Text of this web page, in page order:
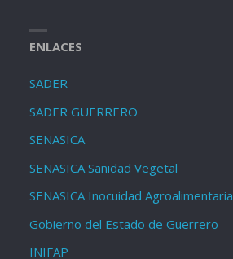
ENLACES
SADER
SADER GUERRERO
SENASICA
SENASICA Sanidad Vegetal
SENASICA Inocuidad Agroalimentaria
Gobierno del Estado de Guerrero
INIFAP